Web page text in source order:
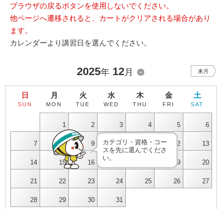
ブラウザの戻るボタンを使用しないでください。
他ページへ遷移されると、カートがクリアされる場合があり
ます。
カレンダーより講習日を選んでください。
2025年 12月 来月
日
SUN
月
MON
火
TUE
水
WED
木
THU
金
FRI
土
SAT
1 2 3 4 5 6
7 8 9 10 11 12 13
14 15 16 19 20
21 22 23 24 25 26 27
28 29 30 31
カテゴリ・資格・コー
スを先に選んでくださ
い。